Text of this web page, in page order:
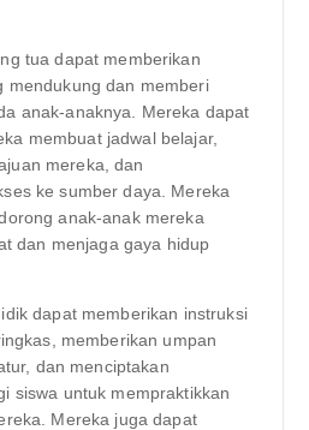
tua dapat memberikan
mendukung dan memberi
anak-anaknya. Mereka dapat
membuat jadwal belajar,
mereka, dan
ke sumber daya. Mereka
anak-anak mereka
dan menjaga gaya hidup
dapat memberikan instruksi
memberikan umpan
dan menciptakan
siswa untuk mempraktikkan
Mereka juga dapat